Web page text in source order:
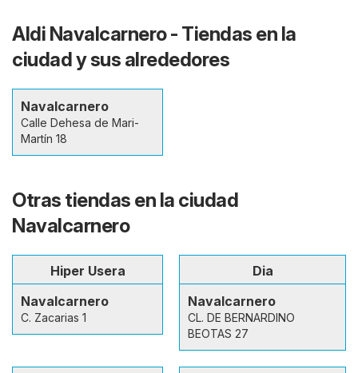
Aldi Navalcarnero - Tiendas en la
ciudad y sus alrededores
Navalcarnero
Calle Dehesa de Mari-
Martín 18
Otras tiendas en la ciudad
Navalcarnero
Hiper Usera
Navalcarnero
C. Zacarias 1
Dia
Navalcarnero
CL. DE BERNARDINO
BEOTAS 27